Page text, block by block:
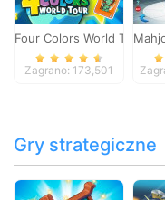
Four Colors World Tour
Zagrano: 173,501
Gry strategiczne